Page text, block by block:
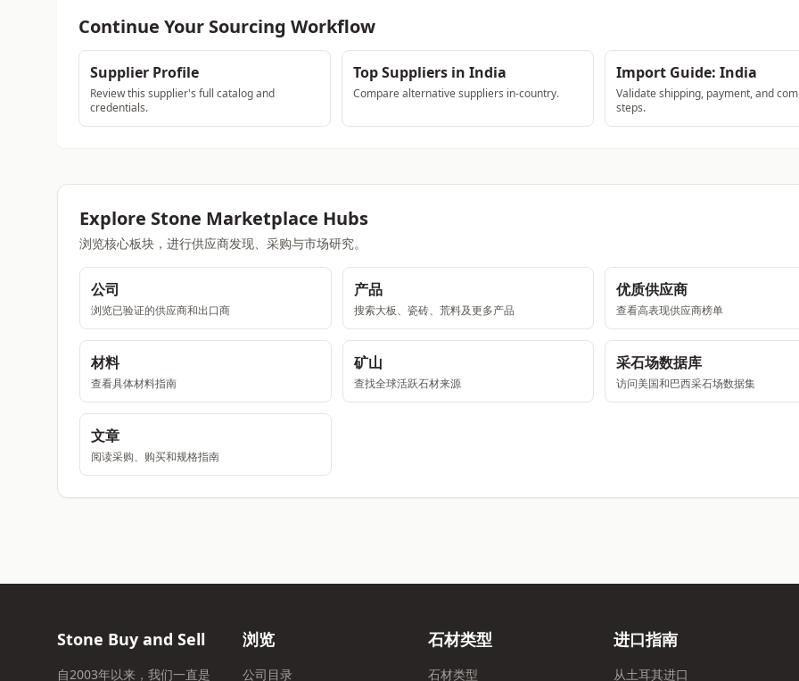
Continue Your Sourcing Workflow
Supplier Profile
Review this supplier's full catalog and
credentials.
Top Suppliers in India
Compare alternative suppliers in-country.
Import Guide: India
Validate shipping, payment, and
steps.
Explore Stone Marketplace Hubs
浏览核心板块，进行供应商发现、采购与市场研究。
公司
浏览已验证的供应商和出口商
产品
搜索大板、瓷砖、荒料及更多产品
优质供应商
查看高表现供应商榜单
材料
查看具体材料指南
矿山
查找全球活跃石材来源
采石场数据库
访问美国和巴西采石场数据集
文章
阅读采购、购买和规格指南
Stone Buy and Sell
自2003年以来，我们一直是
浏览
公司目录
石材类型
石材类型
进口指南
从土耳其进口